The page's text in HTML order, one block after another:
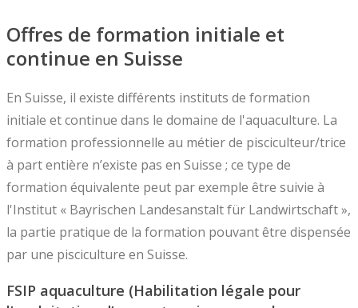
Offres de formation initiale et
continue en Suisse
En Suisse, il existe différents instituts de formation
initiale et continue dans le domaine de l'aquaculture. La
formation professionnelle au métier de pisciculteur/trice
à part entière n’existe pas en Suisse ; ce type de
formation équivalente peut par exemple être suivie à
l'Institut « Bayrischen Landesanstalt für Landwirtschaft »,
la partie pratique de la formation pouvant être dispensée
par une pisciculture en Suisse.
FSIP aquaculture (Habilitation légale pour